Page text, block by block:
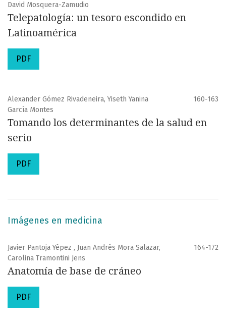
David Mosquera-Zamudio
Telepatología: un tesoro escondido en
Latinoamérica
PDF
Alexander Gómez Rivadeneira, Yiseth Yanina
García Montes
160-163
Tomando los determinantes de la salud en
serio
PDF
Imágenes en medicina
Javier Pantoja Yépez , Juan Andrés Mora Salazar,
Carolina Tramontini Jens
164-172
Anatomía de base de cráneo
PDF